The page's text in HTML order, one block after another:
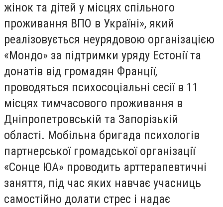
жінок та дітей у місцях спільного
проживання ВПО в Україні», який
реалізовується неурядовою організацією
«Мондо» за підтримки уряду Естонії та
донатів від громадян Франції,
проводяться психосоціальні сесії в 11
місцях тимчасового проживання в
Дніпропетровській та Запорізькій
області. Мобільна бригада психологів
партнерської громадської організації
«Сонце ЮА» проводить арттерапевтичні
заняття, під час яких навчає учасниць
самостійно долати стрес і надає